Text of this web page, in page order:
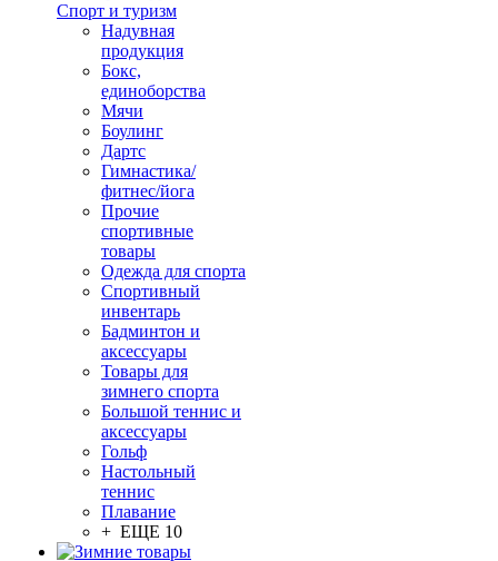
Спорт и туризм
Надувная
продукция
Бокс,
единоборства
Мячи
Боулинг
Дартс
Гимнастика/
фитнес/йога
Прочие
спортивные
товары
Одежда для спорта
Спортивный
инвентарь
Бадминтон и
аксессуары
Товары для
зимнего спорта
Большой теннис и
аксессуары
Гольф
Настольный
теннис
Плавание
+ ЕЩЕ 10